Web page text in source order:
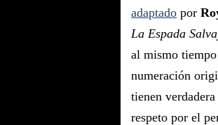
adaptado por
La Espada
al mismo
numeración
tienen
respeto por el